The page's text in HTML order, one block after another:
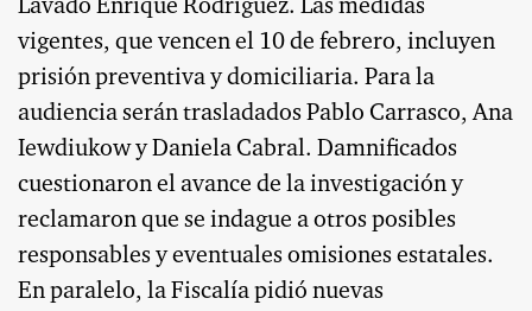
Lavado Enrique Rodríguez. Las medidas
vigentes, que vencen el 10 de febrero, incluyen
prisión preventiva y domiciliaria. Para la
audiencia serán trasladados Pablo Carrasco, Ana
Iewdiukow y Daniela Cabral. Damnificados
cuestionaron el avance de la investigación y
reclamaron que se indague a otros posibles
responsables y eventuales omisiones estatales.
En paralelo, la Fiscalía pidió nuevas